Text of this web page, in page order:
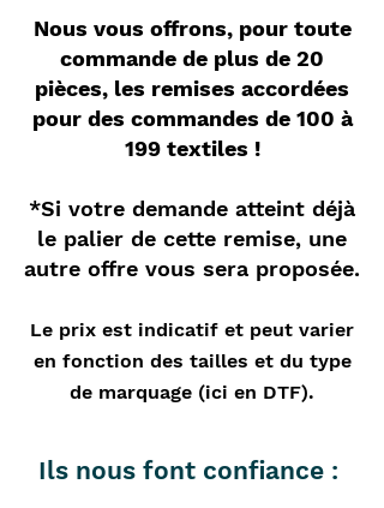
Nous vous offrons, pour toute
commande de plus de 20
pièces, les remises accordées
pour des commandes de 100 à
199 textiles !
*Si votre demande atteint déjà
le palier de cette remise, une
autre offre vous sera proposée.
Le prix est indicatif et peut varier
en fonction des tailles et du type
de marquage (ici en DTF).
Ils nous font confiance :